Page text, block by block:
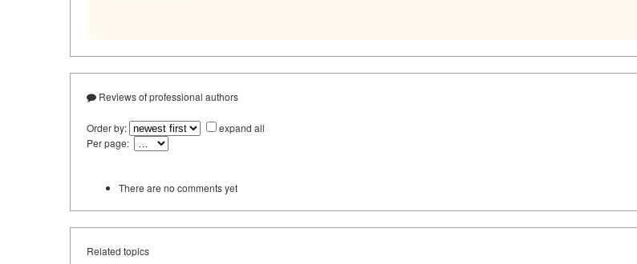
Reviews of professional authors
Order by:
expand all
Per page:
There are no comments yet
Related topics